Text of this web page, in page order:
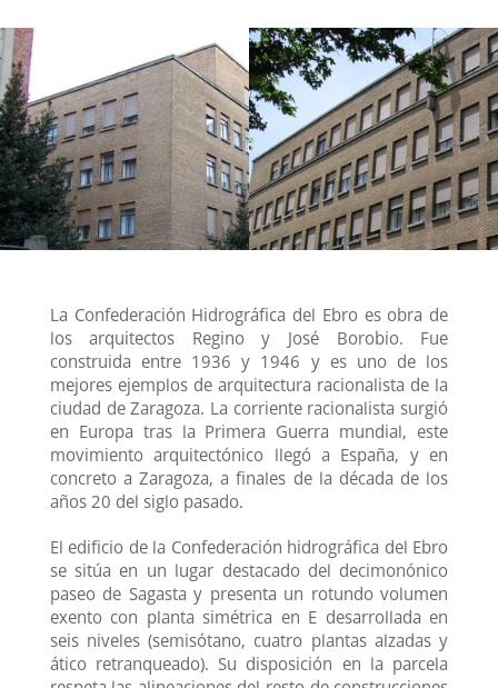
La Confederación Hidrográfica del Ebro es obra de
los arquitectos Regino y José Borobio. Fue
construida entre 1936 y 1946 y es uno de los
mejores ejemplos de arquitectura racionalista de la
ciudad de Zaragoza. La corriente racionalista surgió
en Europa tras la Primera Guerra mundial, este
movimiento arquitectónico llegó a España, y en
concreto a Zaragoza, a finales de la década de los
años 20 del siglo pasado.
El edificio de la Confederación hidrográfica del Ebro
se sitúa en un lugar destacado del decimonónico
paseo de Sagasta y presenta un rotundo volumen
exento con planta simétrica en E desarrollada en
seis niveles (semisótano, cuatro plantas alzadas y
ático retranqueado). Su disposición en la parcela
de la web.